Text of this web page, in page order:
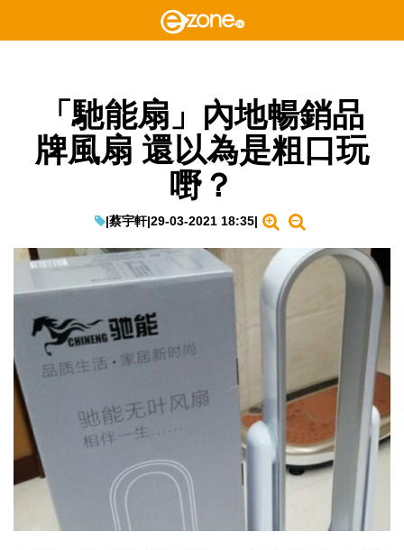
「馳能扇」內地暢銷品
牌風扇 還以為是粗口玩
嘢？
|蔡宇軒|29-03-2021 18:35|